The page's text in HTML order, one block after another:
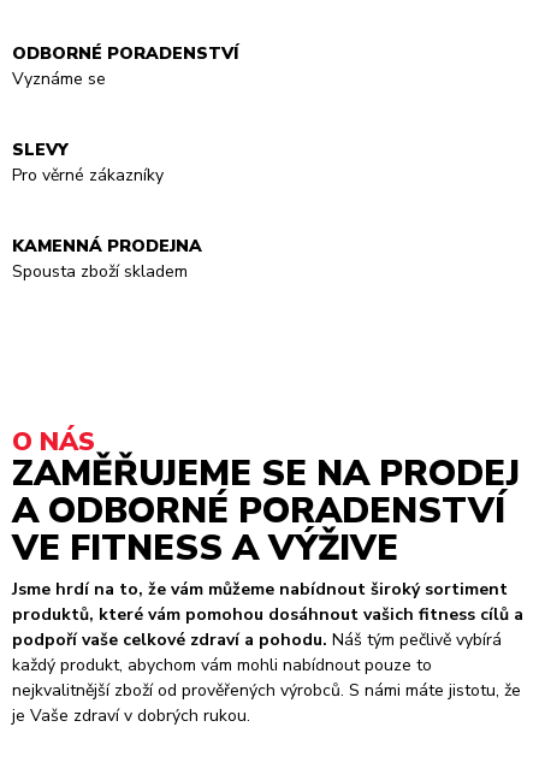
ODBORNÉ PORADENSTVÍ
Vyznáme se
SLEVY
Pro věrné zákazníky
KAMENNÁ PRODEJNA
Spousta zboží skladem
O NÁS
ZAMĚŘUJEME SE NA PRODEJ
A ODBORNÉ PORADENSTVÍ
VE FITNESS A VÝŽIVE
Jsme hrdí na to, že vám můžeme nabídnout široký sortiment
produktů, které vám pomohou dosáhnout vašich fitness cílů a
podpoří vaše celkové zdraví a pohodu. Náš tým pečlivě vybírá
každý produkt, abychom vám mohli nabídnout pouze to
nejkvalitnější zboží od prověřených výrobců. S námi máte jistotu, že
je Vaše zdraví v dobrých rukou.